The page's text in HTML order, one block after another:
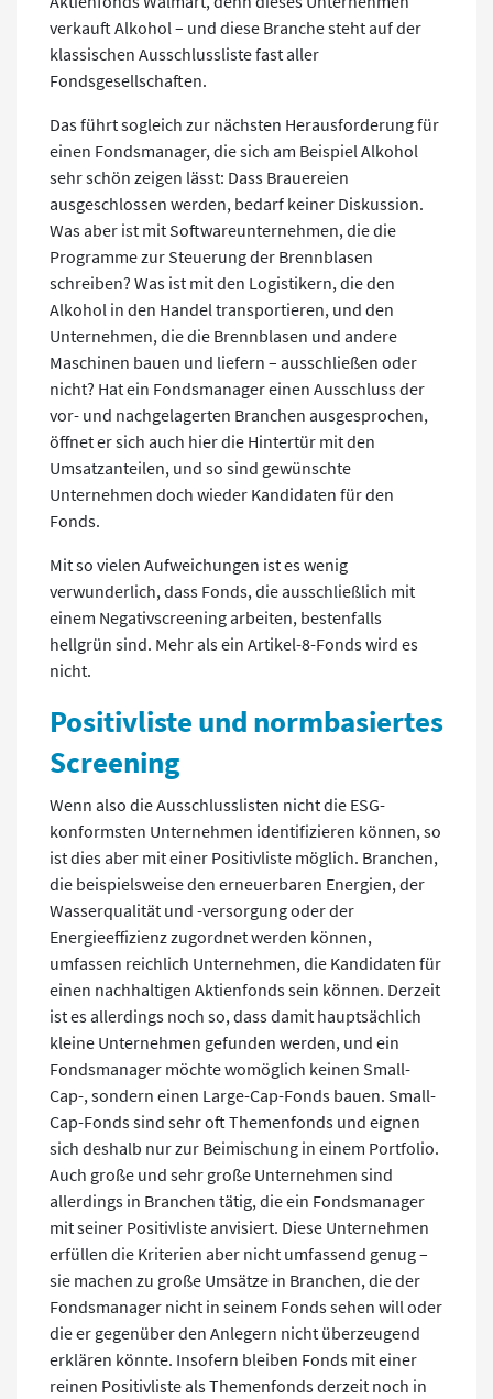
verkauft Alkohol – und diese Branche steht auf der
klassischen Ausschlussliste fast aller
Fondsgesellschaften.
Das führt sogleich zur nächsten Herausforderung für
einen Fondsmanager, die sich am Beispiel Alkohol
sehr schön zeigen lässt: Dass Brauereien
ausgeschlossen werden, bedarf keiner Diskussion.
Was aber ist mit Softwareunternehmen, die die
Programme zur Steuerung der Brennblasen
schreiben? Was ist mit den Logistikern, die den
Alkohol in den Handel transportieren, und den
Unternehmen, die die Brennblasen und andere
Maschinen bauen und liefern – ausschließen oder
nicht? Hat ein Fondsmanager einen Ausschluss der
vor- und nachgelagerten Branchen ausgesprochen,
öffnet er sich auch hier die Hintertür mit den
Umsatzanteilen, und so sind gewünschte
Unternehmen doch wieder Kandidaten für den
Fonds.
Mit so vielen Aufweichungen ist es wenig
verwunderlich, dass Fonds, die ausschließlich mit
einem Negativscreening arbeiten, bestenfalls
hellgrün sind. Mehr als ein Artikel-8-Fonds wird es
nicht.
Positivliste und normbasiertes
Screening
Wenn also die Ausschlusslisten nicht die ESG-
konformsten Unternehmen identifizieren können, so
ist dies aber mit einer Positivliste möglich. Branchen,
die beispielsweise den erneuerbaren Energien, der
Wasserqualität und -versorgung oder der
Energieeffizienz zugordnet werden können,
umfassen reichlich Unternehmen, die Kandidaten für
einen nachhaltigen Aktienfonds sein können. Derzeit
ist es allerdings noch so, dass damit hauptsächlich
kleine Unternehmen gefunden werden, und ein
Fondsmanager möchte womöglich keinen Small-
Cap-, sondern einen Large-Cap-Fonds bauen. Small-
Cap-Fonds sind sehr oft Themenfonds und eignen
sich deshalb nur zur Beimischung in einem Portfolio.
Auch große und sehr große Unternehmen sind
allerdings in Branchen tätig, die ein Fondsmanager
mit seiner Positivliste anvisiert. Diese Unternehmen
erfüllen die Kriterien aber nicht umfassend genug –
sie machen zu große Umsätze in Branchen, die der
Fondsmanager nicht in seinem Fonds sehen will oder
die er gegenüber den Anlegern nicht überzeugend
erklären könnte. Insofern bleiben Fonds mit einer
reinen Positivliste als Themenfonds derzeit noch in